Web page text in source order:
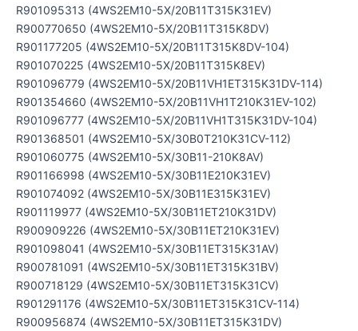
R901095313 (4WS2EM10-5X/20B11T315K31EV)
R900770650 (4WS2EM10-5X/20B11T315K8DV)
R901177205 (4WS2EM10-5X/20B11T315K8DV-104)
R901070225 (4WS2EM10-5X/20B11T315K8EV)
R901096779 (4WS2EM10-5X/20B11VH1ET315K31DV-114)
R901354660 (4WS2EM10-5X/20B11VH1T210K31EV-102)
R901096777 (4WS2EM10-5X/20B11VH1T315K31DV-104)
R901368501 (4WS2EM10-5X/30B0T210K31CV-112)
R901060775 (4WS2EM10-5X/30B11-210K8AV)
R901166998 (4WS2EM10-5X/30B11E210K31EV)
R901074092 (4WS2EM10-5X/30B11E315K31EV)
R901119977 (4WS2EM10-5X/30B11ET210K31DV)
R900909226 (4WS2EM10-5X/30B11ET210K31EV)
R901098041 (4WS2EM10-5X/30B11ET315K31AV)
R900781091 (4WS2EM10-5X/30B11ET315K31BV)
R900718129 (4WS2EM10-5X/30B11ET315K31CV)
R901291176 (4WS2EM10-5X/30B11ET315K31CV-114)
R900956874 (4WS2EM10-5X/30B11ET315K31DV)